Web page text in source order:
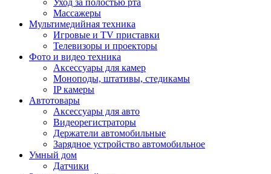
Уход за полостью рта
Массажеры
Мультимедийная техника
Игровые и TV приставки
Телевизоры и проекторы
Фото и видео техника
Аксессуары для камер
Моноподы, штативы, стедикамы
IP камеры
Автотовары
Аксессуары для авто
Видеорегистраторы
Держатели автомобильные
Зарядное устройство автомобильное
Умный дом
Датчики